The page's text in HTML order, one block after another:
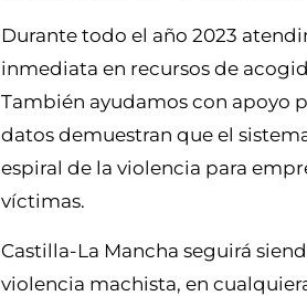
Durante todo el año 2023
inmediata en recursos de
También ayudamos con apoyo
datos demuestran que el
espiral de la violencia para
víctimas.
Castilla-La Mancha seguirá
violencia machista, en